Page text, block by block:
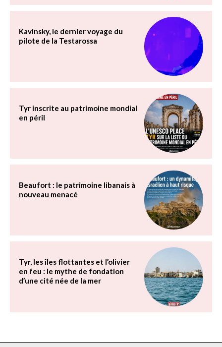
Kavinsky, le dernier voyage du
pilote de la Testarossa
Tyr inscrite au patrimoine mondial
en péril
Beaufort : le patrimoine libanais à
nouveau menacé
Tyr, les îles flottantes et l’olivier
en feu : le mythe de fondation
d’une cité née de la mer